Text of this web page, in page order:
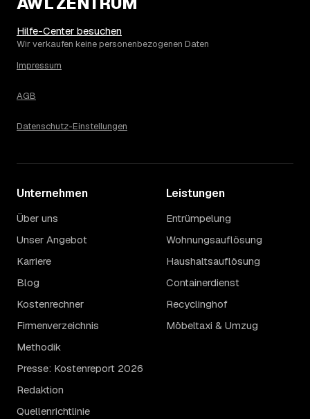
Zugänglichkeit: Ein einzelner Keller oder Dachboden liegt
eher am unteren Ende, eine voll möblierte Wohnung mit
Auch anrechenbare Wertgegenstände oder ein hoher
Betrag für Ihren Fall erfahren Sie erst nach einer kurzen,
Hilfe-Center besuchen
Wir verkaufen keine personenbezogenen Daten
Impressum
AGB
Datenschutz-Einstellungen
Unternehmen
Über uns
Unser Angebot
Karriere
Blog
Kostenrechner
Firmenverzeichnis
Methodik
Presse: Kostenreport 2026
Redaktion
Quellenrichtlinie
Leistungen
Entrümpelung
Wohnungsauflösung
Haushaltsauflösung
Containerdienst
Recyclinghof
Möbeltaxi & Umzug